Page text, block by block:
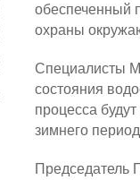
обеспеченный
охраны
Специалисты
состояния
процесса
зимнего
Председатель